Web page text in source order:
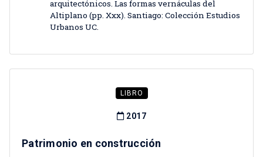
arquitectónicos. Las formas vernáculas del
Altiplano (pp. Xxx). Santiago: Colección Estudios
Urbanos UC.
LIBRO
2017
Patrimonio en construcción